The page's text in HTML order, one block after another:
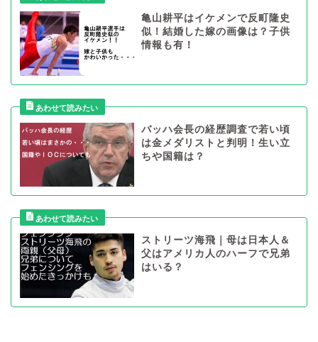
亀山耕平はイケメンで反町隆史
似！結婚した嫁の画像は？子供
情報も有！
バッハ会長の経歴調査で若い頃
は金メダリストと判明！生い立
ちや国籍は？
ストリーツ海飛｜母は日本人＆
父はアメリカ人のハーフで兄弟
はいる？